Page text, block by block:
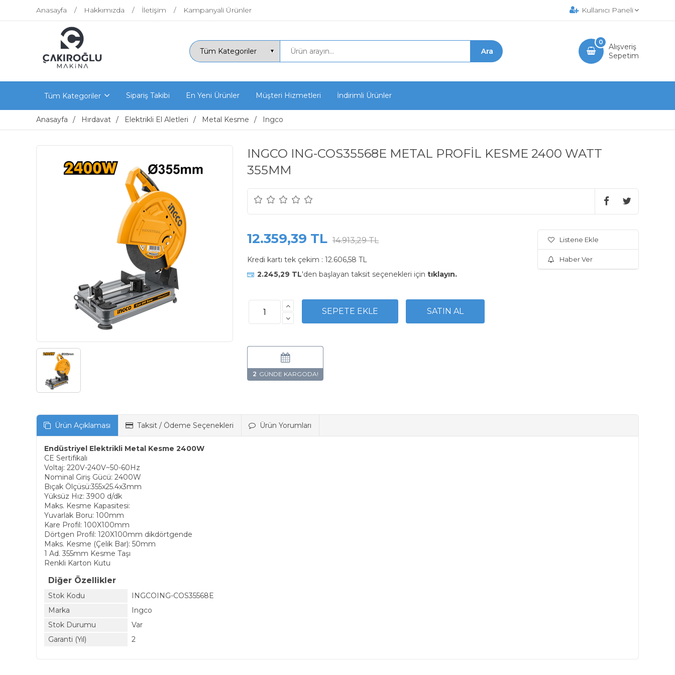
Anasayfa Hakkımızda İletişim Kampanyali Ürünler Kullanıcı Paneli
Alışveriş
Sepetim
0
Tüm Kategoriler Sipariş Takibi En Yeni Ürünler Müşteri Hizmetleri İndirimli Ürünler
Anasayfa Hırdavat Elektrikli El Aletleri Metal Kesme Ingco
INGCO ING-COS35568E METAL PROFİL KESME 2400 WATT
355MM
12.359,39 TL 14.913,29 TL
Kredi kartı tek çekim : 12.606,58 TL
2.245,29 TL'den başlayan taksit seçenekleri için tıklayın.
2
Listene Ekle
Haber Ver
Ürün Açıklaması Taksit / Ödeme Seçenekleri Ürün Yorumları
Endüstriyel Elektrikli Metal Kesme 2400W
CE Sertifikalı
Voltaj: 220V-240V~50-60Hz
Nominal Giriş Gücü: 2400W
Bıçak Ölçüsü:355x25.4x3mm
Yüksüz Hız: 3900 d/dk
Maks. Kesme Kapasitesi:
Yuvarlak Boru: 100mm
Kare Profil: 100X100mm
Dörtgen Profil: 120X100mm dikdörtgende
Maks. Kesme (Çelik Bar): 50mm
1 Ad. 355mm Kesme Taşı
Renkli Karton Kutu
Diğer Özellikler
Stok Kodu
INGCOING-COS35568E
Marka
Ingco
Stok Durumu
Var
Garanti (Yıl)
2